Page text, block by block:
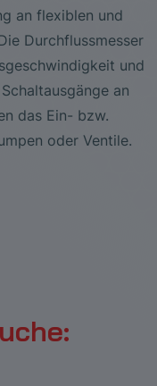
an flexiblen und
Durchflussmesser
und
an
das Ein- bzw.
oder Ventile.